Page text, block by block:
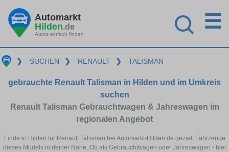
Automarkt
Hilden.de
Autos einfach finden
☰
❯ SUCHEN ❯ RENAULT ❯ TALISMAN
gebrauchte Renault Talisman in Hilden und im Umkreis
suchen
Renault Talisman Gebrauchtwagen & Jahreswagen im
regionalen Angebot
Finde in Hilden für Renault Talisman bei Automarkt-Hilden.de gezielt Fahrzeuge
dieses Models in deiner Nähe. Ob als Gebrauchtwagen oder Jahreswagen - hier